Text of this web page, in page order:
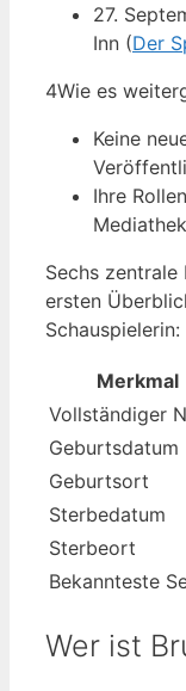
27.
Inn (Der
4Wie es
Keine
Ihre
Sechs
ersten
Schauspielerin:
Merkmal
Vollständiger
Geburtsdatum
Geburtsort
Sterbedatum
Sterbeort
Bekannteste
Wer ist